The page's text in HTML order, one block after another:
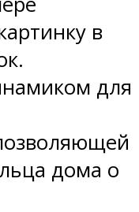
в
для
дома о